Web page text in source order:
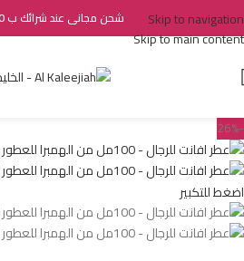
Skip to navigation
Skip to main content
شحن مجانى عند شرائك ب 1500 جنية
-26%
اضغط للتكبير